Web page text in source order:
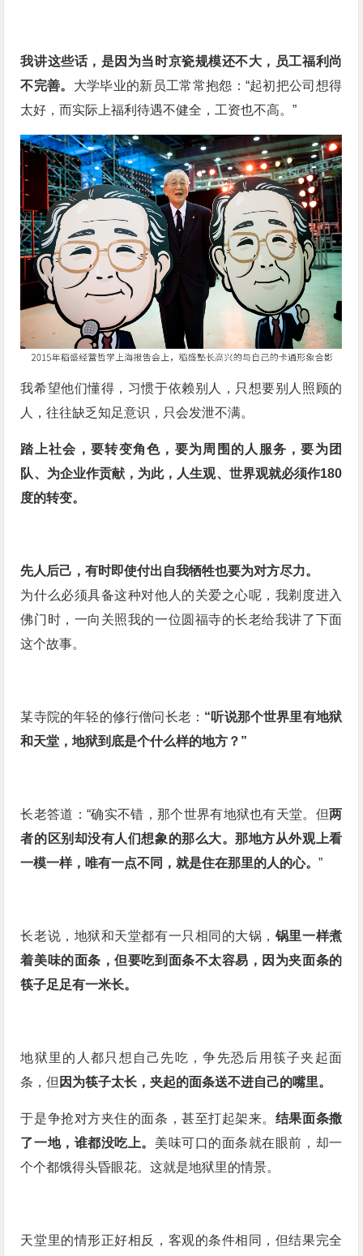
我讲这些话，是因为当时京瓷规模还不大，员工福利尚
不完善。 大学毕业的新员工常常抱怨：“起初把公司想得
太好，而实际上福利待遇不健全，工资也不高。”
我希望他们懂得，习惯于依赖别人，只想要别人照顾的
人，往往缺乏知足意识，只会发泄不满。
踏上社会，要转变角色，要为周围的人服务，要为团
队、为企业作贡献，为此，人生观、世界观就必须作180
度的转变。
先人后己，有时即使付出自我牺牲也要为对方尽力。
为什么必须具备这种对他人的关爱之心呢，我剃度进入
佛门时，一向关照我的一位圆福寺的长老给我讲了下面
这个故事。
某寺院的年轻的修行僧问长老： “听说那个世界里有地狱
和天堂，地狱到底是个什么样的地方？”
长老答道：“确实不错，那个世界有地狱也有天堂。但两
者的区别却没有人们想象的那么大。那地方从外观上看
一模一样，唯有一点不同，就是住在那里的人的心。”
长老说，地狱和天堂都有一只相同的大锅， 锅里一样煮
着美味的面条，但要吃到面条不太容易，因为夹面条的
筷子足足有一米长。
地狱里的人都只想自己先吃，争先恐后用筷子夹起面
条，但 因为筷子太长，夹起的面条送不进自己的嘴里。
于是争抢对方夹住的面条，甚至打起架来。 结果面条撒
了一地，谁都没吃上。 美味可口的面条就在眼前，却一
个个都饿得头昏眼花。这就是地狱里的情景。
天堂里的情形正好相反，客观的条件相同，但结果完全